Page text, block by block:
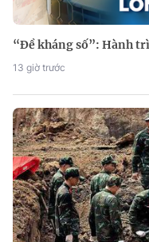
“Đề kháng số”: Hành
13 giờ trước